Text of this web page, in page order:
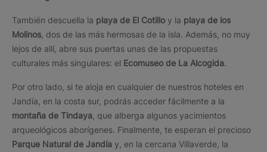
También descuella la playa de El Cotillo y la playa de los
Molinos , dos de las más hermosas de la isla. Además, no muy
lejos de allí, abre sus puertas unas de las propuestas
culturales más singulares: el Ecomuseo de La Alcogida.
Por otro lado, si te aloja en cualquier de nuestros hoteles en
Jandía, en la costa sur, podrás acceder fácilmente a la
montaña de Tindaya , que alberga algunos yacimientos
arqueológicos aborígenes. Finalmente, te esperan el precioso
Parque Natural de Jandía y, en la cercana Villaverde, la